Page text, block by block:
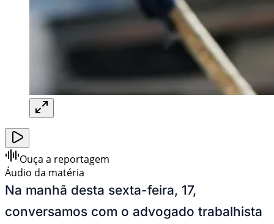
Ouça a reportagem
Áudio da matéria
Na manhã desta sexta-feira, 17,
conversamos com o advogado trabalhista